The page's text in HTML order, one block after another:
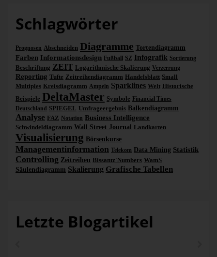
Schlagwörter
Prognosen Abschneiden Diagramme Tortendiagramm
Farben Informationsdesign Fußball SZ Infografik Sortierung
Beschriftung ZEIT Logarithmische Skalierung Verzerrung
Reporting Tufte Zeitreihendiagramm Handelsblatt Small
Multiples Kreisdiagramm Ampeln Sparklines Welt Historische
Beispiele DeltaMaster Symbole Financial Times
Deutschland SPIEGEL Umfrageergebnis Balkendiagramm
Analyse FAZ Notation Business Intelligence
Schwindeldiagramm Wall Street Journal Landkarten
Visualisierung Börsenkurse
Managementinformation Telekom Data Mining Statistik
Controlling Zeitreihen Bissantz'Numbers WamS
Säulendiagramm Skalierung Grafische Tabellen
Letzte Blogartikel